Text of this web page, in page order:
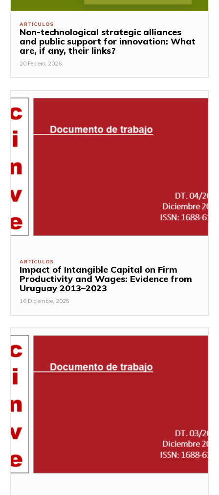
ARTÍCULOS
Non-technological strategic alliances
and public support for innovation: What
are, if any, their links?
20 Febrero, 2026
ARTÍCULOS
Impact of Intangible Capital on Firm
Productivity and Wages: Evidence from
Uruguay 2013–2023
16 Diciembre, 2025